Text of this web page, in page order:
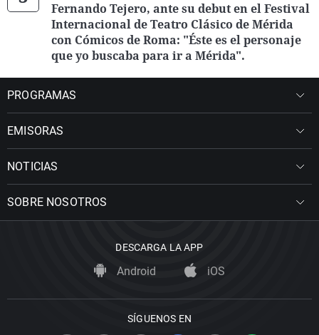
Fernando Tejero, ante su debut en el Festival
Internacional de Teatro Clásico de Mérida
con Cómicos de Roma: "Éste es el personaje
que yo buscaba para ir a Mérida".
PROGRAMAS
EMISORAS
NOTICIAS
SOBRE NOSOTROS
DESCARGA LA APP
Android iOS
SÍGUENOS EN